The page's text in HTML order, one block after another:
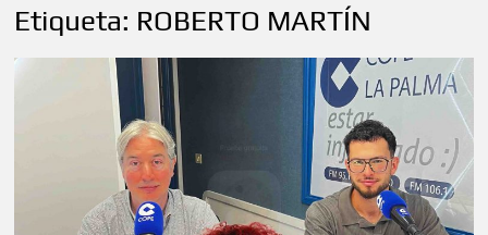
Etiqueta: ROBERTO MARTÍN